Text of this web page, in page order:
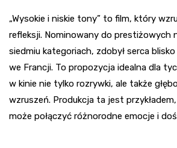
„Wysokie i niskie tony” to film, który
refleksji. Nominowany do prestiżowych
siedmiu kategoriach, zdobył serca
we Francji. To propozycja idealna dla
w kinie nie tylko rozrywki, ale także
wzruszeń. Produkcja ta jest
może połączyć różnorodne emocje i